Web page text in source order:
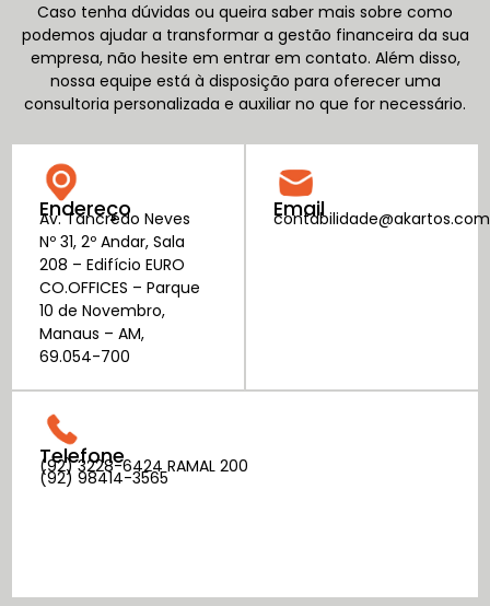
Caso tenha dúvidas ou queira saber mais sobre como
podemos ajudar a transformar a gestão financeira da sua
empresa, não hesite em entrar em contato. Além disso,
nossa equipe está à disposição para oferecer uma
consultoria personalizada e auxiliar no que for necessário.
Endereço
Av. Tancredo Neves
Nº 31, 2º Andar, Sala
208 – Edifício EURO
CO.OFFICES – Parque
10 de Novembro,
Manaus – AM,
69.054-700
Email
Telefone
(92) 3228-6424RAMAL 200
(92) 98414-3565